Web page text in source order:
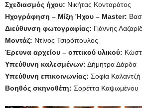
Σχεδιασμός ήχου: Νικήτας Κονταράτος
Ηχογράφηση – Μίξη Ήχου – Master:
Διεύθυνση φωτογραφίας: Γιάννης
Μοντάζ: Ντίνος Τσιρόπουλος
Έρευνα αρχείου – οπτικού υλικού:
Υπεύθυνη καλεσμένων: Δήμητρα Δάρδα
Υπεύθυνη επικοινωνίας: Σοφία Καλαντζή
Βοηθός σκηνοθέτη: Σορέττα Καψωμένου